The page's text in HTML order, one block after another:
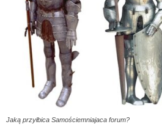
Jaką przyłbica Samościemniajaca forum?